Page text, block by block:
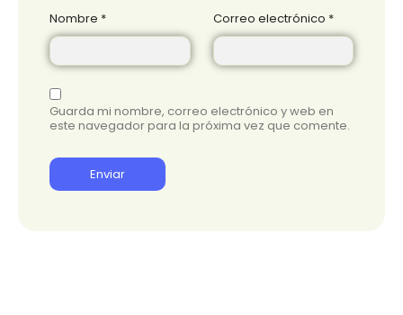
Nombre * Correo electrónico *
Guarda mi nombre, correo electrónico y web en
este navegador para la próxima vez que comente.